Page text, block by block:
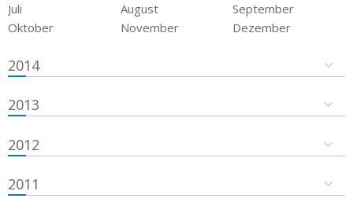
Juli
August
September
Oktober
November Dezember
2014
2013
2012
2011